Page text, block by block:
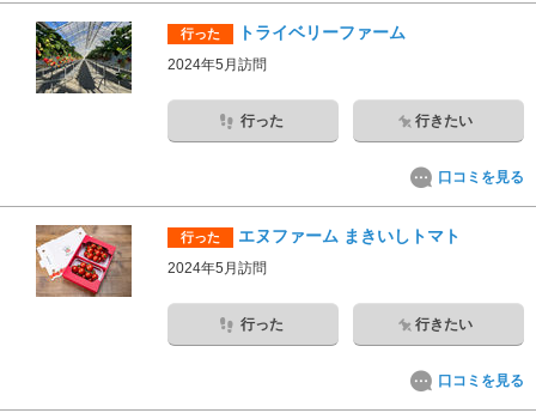
行った トライベリーファーム
2024年5月訪問
行った 行きたい
口コミを見る
行った エヌファーム まきいしトマト
2024年5月訪問
行った 行きたい
口コミを見る